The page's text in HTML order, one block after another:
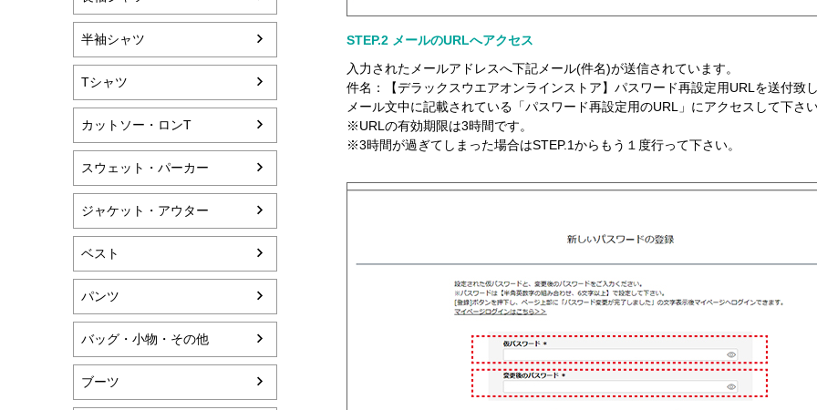
半袖シャツ
Tシャツ
カットソー・ロンT
スウェット・パーカー
ジャケット・アウター
ベスト
パンツ
バッグ・小物・その他
ブーツ
STEP.2 メールのURLへアクセス
入力されたメールアドレスへ下記メール(件名)が送信されています。
件名：【デラックスウエアオンラインストア】パスワード再設定用URLを送付致
メール文中に記載されている「パスワード再設定用のURL」にアクセスして下さ
※URLの有効期限は3時間です。
※3時間が過ぎてしまった場合はSTEP.1からもう１度行って下さい。